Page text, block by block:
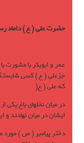
حضرت علی ( ع ) داماد
عمر و ابوبکر با مشورت
جزعلی ( ع ) کسی
که علی ( ع(
در ميان نخلهای باغ يکی
ايشان در ميان نهادند و
دختر پيامبر ( ص )